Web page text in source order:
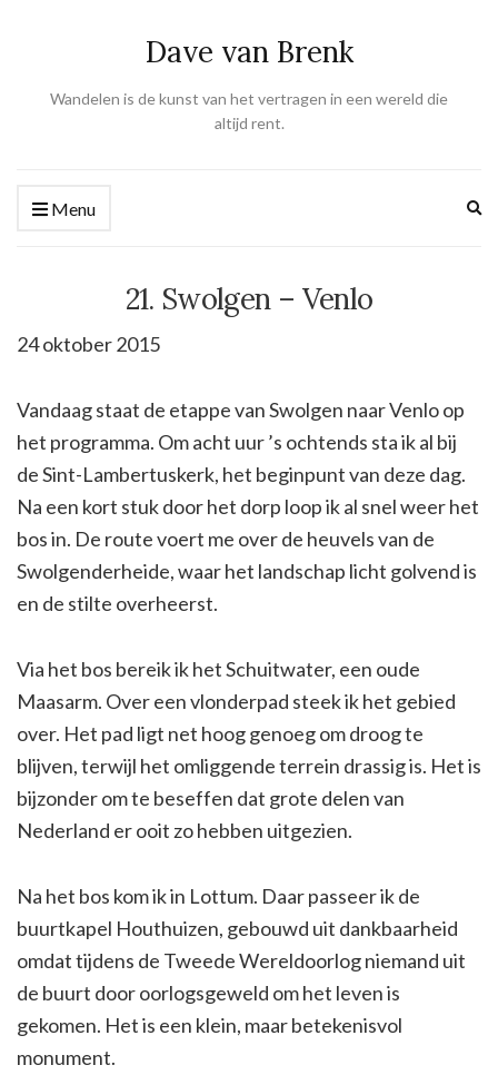
Dave van Brenk
Wandelen is de kunst van het vertragen in een wereld die
altijd rent.
Menu
21. Swolgen – Venlo
24 oktober 2015
Vandaag staat de etappe van Swolgen naar Venlo op
het programma. Om acht uur ’s ochtends sta ik al bij
de Sint-Lambertuskerk, het beginpunt van deze dag.
Na een kort stuk door het dorp loop ik al snel weer het
bos in. De route voert me over de heuvels van de
Swolgenderheide, waar het landschap licht golvend is
en de stilte overheerst.
Via het bos bereik ik het Schuitwater, een oude
Maasarm. Over een vlonderpad steek ik het gebied
over. Het pad ligt net hoog genoeg om droog te
blijven, terwijl het omliggende terrein drassig is. Het is
bijzonder om te beseffen dat grote delen van
Nederland er ooit zo hebben uitgezien.
Na het bos kom ik in Lottum. Daar passeer ik de
buurtkapel Houthuizen, gebouwd uit dankbaarheid
omdat tijdens de Tweede Wereldoorlog niemand uit
de buurt door oorlogsgeweld om het leven is
gekomen. Het is een klein, maar betekenisvol
monument.